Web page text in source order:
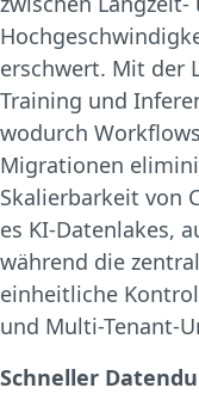
erschwert. Mit der
Training und
wodurch
Migrationen
Skalierbarkeit von
es KI-Datenlakes,
während die
einheitliche
und Multi-Tenant-
Schneller